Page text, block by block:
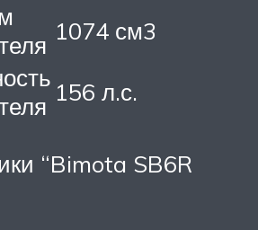
1074 см3
156 л.с.
“Bimota SB6R